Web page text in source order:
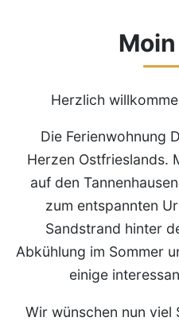
Herzlich
Die Ferienwohnung
Herzen Ostfrieslands.
auf den
zum entspannten
Sandstrand hinter
Abkühlung im Sommer
einige
Wir wünschen nun viel